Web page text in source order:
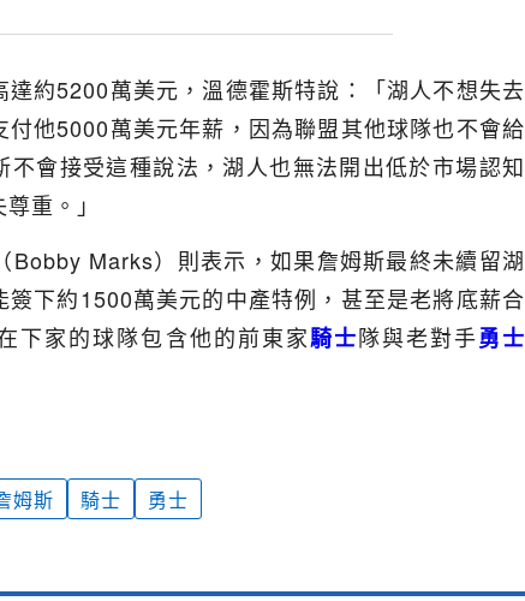
達約5200萬美元，溫德霍斯特說：「湖人不想失去
付他5000萬美元年薪，因為聯盟其他球隊也不會給
不會接受這種說法，湖人也無法開出低於市場認知
重。」
Bobby Marks）則表示，如果詹姆斯最終未續留湖
簽下約1500萬美元的中產特例，甚至是老將底薪合
下家的球隊包含他的前東家騎士隊與老對手勇士
姆斯 騎士 勇士